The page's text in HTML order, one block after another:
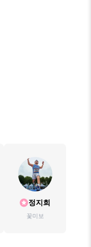
정지희
꽃미보